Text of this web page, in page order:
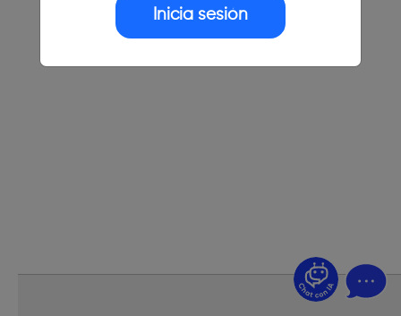
Inicia sesión